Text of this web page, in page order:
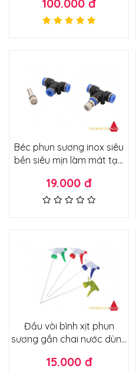
phun
100.000 đ
Béc phun sương inox siêu
bền siêu mịn làm mát tạo
vườn sương mỏng không
ướt
19.000 đ
Đầu vòi bình xịt phun
sương gắn chai nước dùng
15.000 đ